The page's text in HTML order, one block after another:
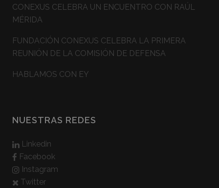
CONEXUS CELEBRA UN ENCUENTRO CON RAÚL
MÉRIDA
FUNDACIÓN CONEXUS CELEBRA LA PRIMERA
REUNIÓN DE LA COMISIÓN DE DEFENSA
HABLAMOS CON EY
NUESTRAS REDES
Linkedin
Facebook
Instagram
Twitter